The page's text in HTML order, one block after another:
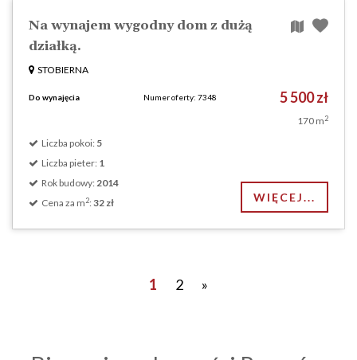
Na wynajem wygodny dom z dużą
działką.
STOBIERNA
Do wynajęcia Numer oferty: 7348 5 500 zł
170 m2
Liczba pokoi: 5
Liczba pieter: 1
Rok budowy:2014
Cena za m2:32 zł WIĘCEJ...
Posts navigation
1 2 »